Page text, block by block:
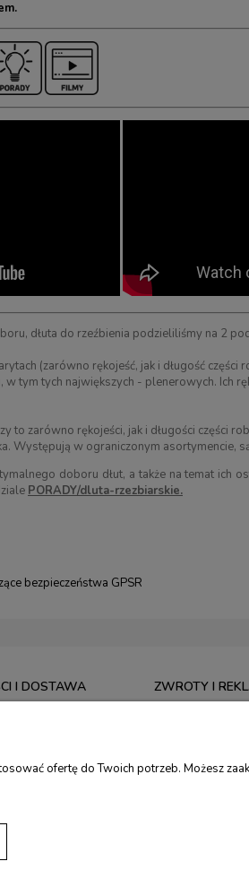
dłuta do rzeźbienia podzieliliśmy na 2
(zarówno rękojeść, jak i długość części
tym tych największych - plenerowych. Ich
to zarówno rękojeści, jak i długości części
Występują w ograniczonym asortymencie,
doboru dłut, a także na temat ich
PORADY/dluta-rzezbiarskie.
bezpieczeństwa GPSR
I DOSTAWA
ZAKUP NARZĘDZI
ZWROTY I
DOKONAJ
ofertę do Twoich potrzeb. Możesz